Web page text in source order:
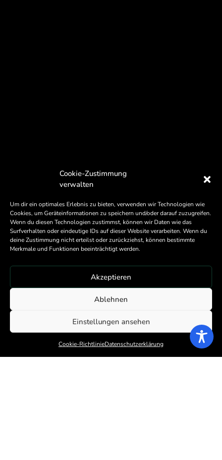
Cookie-Zustimmung
verwalten
Um dir ein optimales Erlebnis zu bieten, verwenden wir Technologien wie
Cookies, um Geräteinformationen zu speichern und/oder darauf zuzugreifen.
Wenn du diesen Technologien zustimmst, können wir Daten wie das
Surfverhalten oder eindeutige IDs auf dieser Website verarbeiten. Wenn du
deine Zustimmung nicht erteilst oder zurückziehst, können bestimmte
Merkmale und Funktionen beeinträchtigt werden.
Akzeptieren
Ablehnen
Einstellungen ansehen
Cookie-RichtlinieDatenschutzerklärung